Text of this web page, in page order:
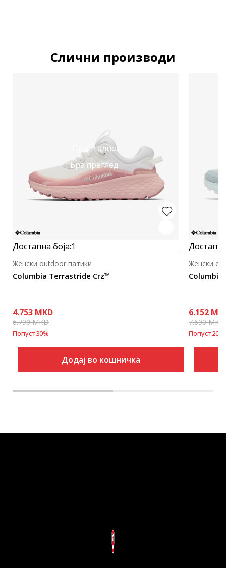
Слични производи
Подетално
Брз преглед
Достапна боја:1
Columbia Terrastride Crz™
Женски outdoor патики
4.753 MKD
6.790MKD
Попуст30%
Додај во кошничка
Columbia
Женски
6.152
7.690MKD
Попуст20